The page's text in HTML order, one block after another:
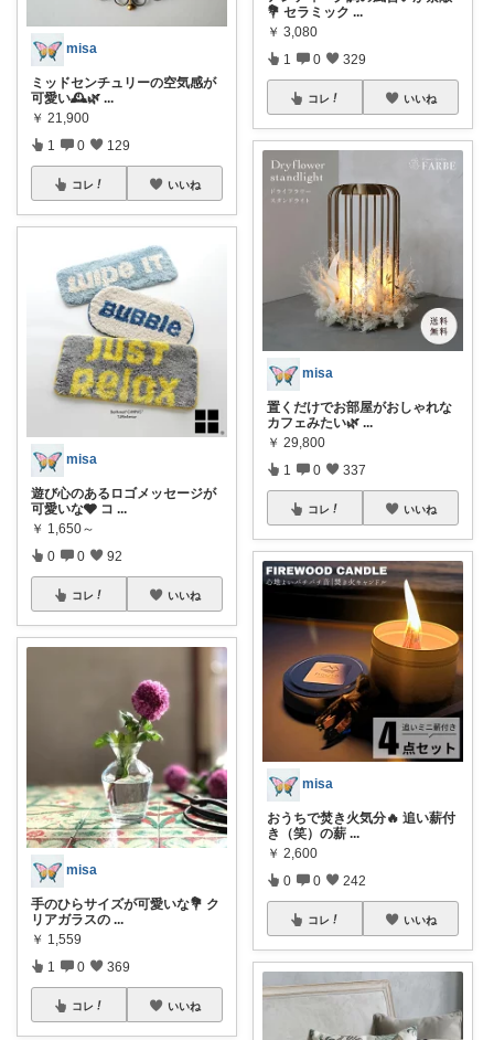
misa
ミッドセンチュリーの空気感が
可愛い🕰️🌿 ...
￥ 21,900
1 0 129
コレ いいね
misa
遊び心のあるロゴメッセージが
可愛いな🩶 コ ...
￥ 1,650～
0 0 92
コレ いいね
misa
手のひらサイズが可愛いな💐 ク
リアガラスの ...
￥ 1,559
1 0 369
コレ いいね
💐 セラミック ...
￥ 3,080
1 0 329
コレ いいね
misa
置くだけでお部屋がおしゃれな
カフェみたい🌿 ...
￥ 29,800
1 0 337
コレ いいね
misa
おうちで焚き火気分🔥 追い薪付
き（笑）の薪 ...
￥ 2,600
0 0 242
コレ いいね